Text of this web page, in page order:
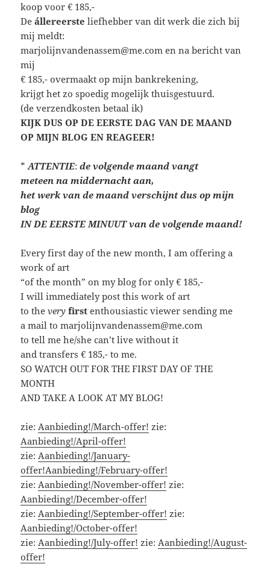
koop voor € 185,-
Deállereerste liefhebber van dit werk die zich bij
mij meldt:
marjolijnvandenassem@me.com en na bericht van
mij
€ 185,- overmaakt op mijn bankrekening,
krijgt het zo spoedig mogelijk thuisgestuurd.
(de verzendkosten betaal ik)
KIJK DUS OP DE EERSTE DAG VAN DE MAAND
OP MIJN BLOG EN REAGEER!
*ATTENTIE:de volgende maand vangt
meteen na middernacht aan,
het werk van de maand verschijnt dus op mijn
blog
IN DE EERSTE MINUUT van de volgende maand!
Every first day of the new month, I am offering a
work of art
“of the month” on my blog for only € 185,-
I will immediately post this work of art
to theveryfirst enthousiastic viewer sending me
a mail to marjolijnvandenassem@me.com
to tell me he/she can’t live without it
and transfers € 185,- to me.
SO WATCH OUT FOR THE FIRST DAY OF THE
MONTH
AND TAKE A LOOK AT MY BLOG!
zie:Aanbieding!/March-offer! zie:
Aanbieding!/April-offer!
zie:Aanbieding!/January-
offer!Aanbieding!/February-offer!
zie:Aanbieding!/November-offer! zie:
Aanbieding!/December-offer!
zie:Aanbieding!/September-offer! zie:
Aanbieding!/October-offer!
zie:Aanbieding!/July-offer! zie:Aanbieding!/August-
offer!